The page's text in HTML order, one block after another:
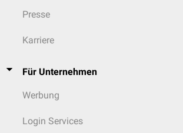
Presse
Karriere
Für Unternehmen
Werbung
Login Services